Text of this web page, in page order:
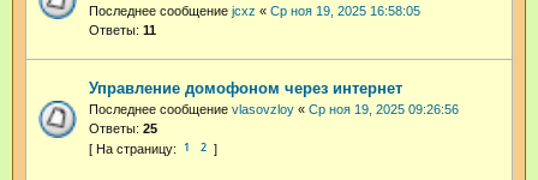
Последнее сообщение jcxz « Ср ноя 19, 2025 16:58:05
Ответы: 11
Управление домофоном через интернет
Последнее сообщение vlasovzloy « Ср ноя 19, 2025 09:26:56
Ответы: 25
1 2